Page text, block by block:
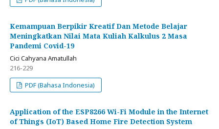
Kemampuan Berpikir Kreatif Dan Metode Belajar
Meningkatkan Nilai Mata Kuliah Kalkulus 2 Masa
Pandemi Covid-19
Cici Cahyana Amatullah
216-229
PDF (Bahasa Indonesia)
Application of the ESP8266 Wi-Fi Module in the Internet
of Things (IoT) Based Home Fire Detection System